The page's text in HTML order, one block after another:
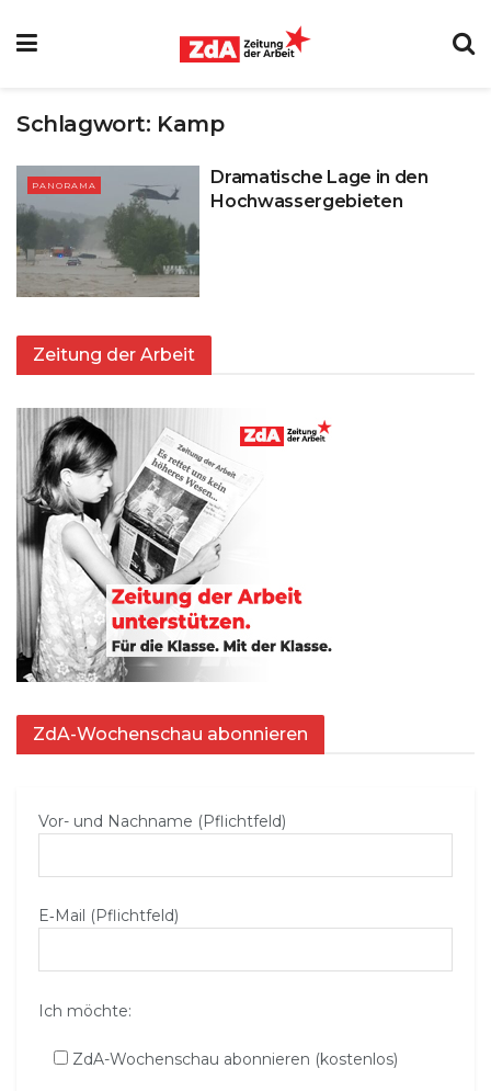
Schlagwort: Kamp
PANORAMA
Dramatische Lage in den
Hochwassergebieten
Zeitung der Arbeit
ZdA-Wochenschau abonnieren
Vor- und Nachname (Pflichtfeld)
E‑Mail (Pflichtfeld)
Ich möchte:
ZdA-Wochenschau abonnieren (kostenlos)